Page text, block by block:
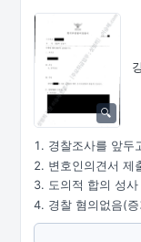
경찰조사를 앞두
변호인의견서 제
도의적 합의 성
경찰 혐의없음(